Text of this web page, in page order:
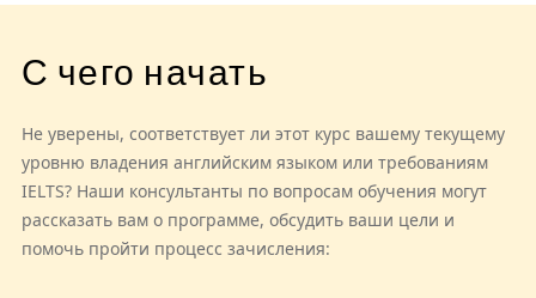
С чего начать
Не уверены, соответствует ли этот курс вашему текущему
уровню владения английским языком или требованиям
IELTS? Наши консультанты по вопросам обучения могут
рассказать вам о программе, обсудить ваши цели и
помочь пройти процесс зачисления: